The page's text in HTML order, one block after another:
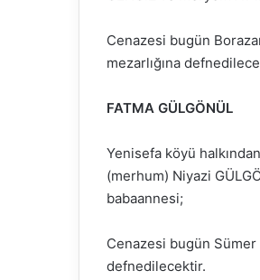
Cenazesi bugün
mezarlığına
FATMA GÜLGÖNÜL
Yenisefa köyü
(merhum) Niyazi
babaannesi;
Cenazesi bugün Sümer
defnedilecektir.